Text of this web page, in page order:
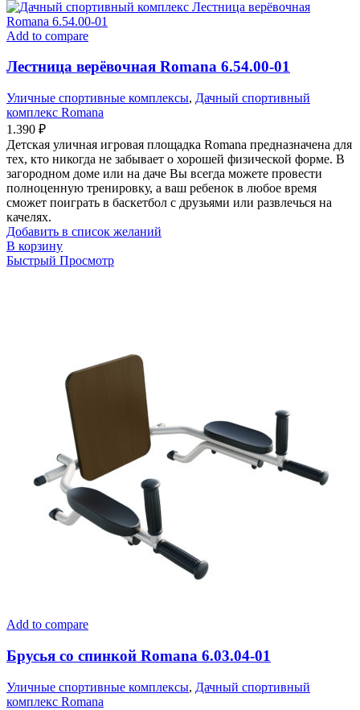
Add to compare
Лестница верёвочная Romana 6.54.00-01
Уличные спортивные комплексы, Дачный спортивный
комплекс Romana
1.390 ₽
Детская уличная игровая площадка Romana предназначена для
тех, кто никогда не забывает о хорошей физической форме. В
загородном доме или на даче Вы всегда можете провести
полноценную тренировку, а ваш ребенок в любое время
сможет поиграть в баскетбол с друзьями или развлечься на
качелях.
Добавить в список желаний
В корзину
Быстрый Просмотр
Add to compare
Брусья со спинкой Romana 6.03.04-01
Уличные спортивные комплексы, Дачный спортивный
комплекс Romana